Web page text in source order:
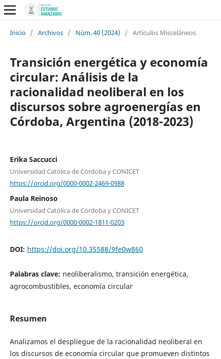
Inicio / Archivos / Núm. 40 (2024) / Artículos Misceláneos
Transición energética y economía
circular: Análisis de la
racionalidad neoliberal en los
discursos sobre agroenergías en
Córdoba, Argentina (2018-2023)
Erika Saccucci
Universidad Católica de Córdoba y CONICET
https://orcid.org/0000-0002-2469-0988
Paula Reinoso
Universidad Católica de Córdoba y CONICET
https://orcid.org/0000-0002-1811-0203
DOI: https://doi.org/10.35588/9fe0w860
Palabras clave: neoliberalismo, transición energética,
agrocombustibles, economía circular
Resumen
Analizamos el despliegue de la racionalidad neoliberal en
los discursos de economía circular que promueven distintos